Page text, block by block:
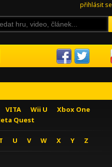
přihlásit se
VITA Wii U
Xbox One
Quest
U V W X Y Z